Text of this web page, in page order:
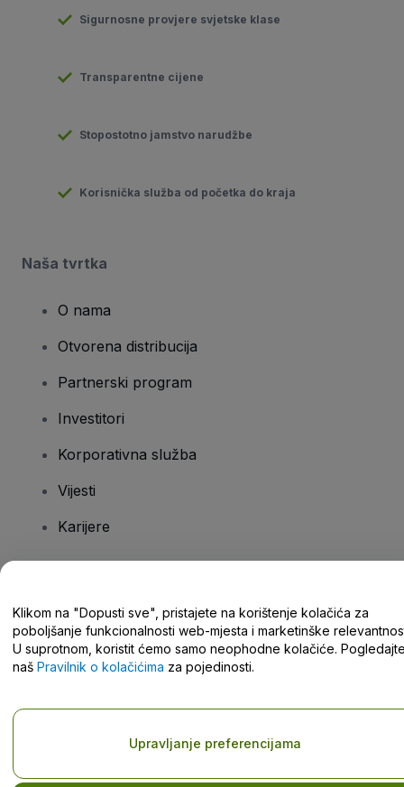
Sigurnosne provjere svjetske klase
Transparentne cijene
Stopostotno jamstvo narudžbe
Korisnička služba od početka do kraja
Naša tvrtka
O nama
Otvorena distribucija
Partnerski program
Investitori
Korporativna služba
Vijesti
Karijere
Centar za pomoć/kontaktirajte nas
Autorska prava © viagogo GmbH 2026 Pojedinosti o tvrtki
Korištenjem ovog web-mjesta prihvaćate
Odredbe i uvjete
zaštiti privatnosti za mobilne uređaje
Klikom na "Dopusti sve", pristajete na korištenje kolačića za
poboljšanje funkcionalnosti web-mjesta i marketinške
U suprotnom, koristit ćemo samo neophodne kolačiće.
naš Pravilnik o kolačićima za pojedinosti.
Upravljanje preferencijama